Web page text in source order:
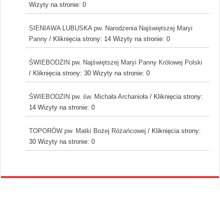
Wizyty na stronie: 0
SIENIAWA LUBUSKA pw. Narodzenia Najświętszej Maryi
Panny / Kliknięcia strony: 14 Wizyty na stronie: 0
ŚWIEBODZIN pw. Najświętszej Maryi Panny Królowej Polski
/ Kliknięcia strony: 30 Wizyty na stronie: 0
ŚWIEBODZIN pw. św. Michała Archanioła / Kliknięcia strony:
14 Wizyty na stronie: 0
TOPORÓW pw. Matki Bożej Różańcowej / Kliknięcia strony:
30 Wizyty na stronie: 0